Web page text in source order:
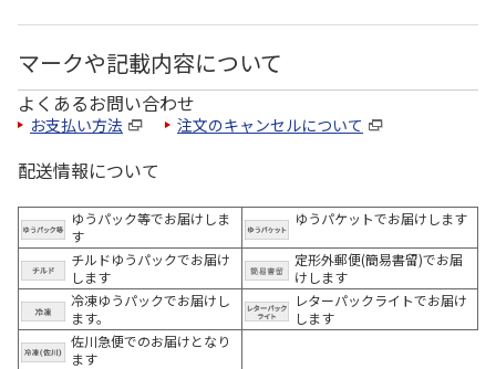
マークや記載内容について
よくあるお問い合わせ
お支払い方法 注文のキャンセルについて
配送情報について
ゆうパック等でお届けしま
す
ゆうパケットでお届けします
チルドゆうパックでお届け
します
定形外郵便(簡易書留)でお届
けします
冷凍ゆうパックでお届けし
ます。
レターパックライトでお届け
します
佐川急便でのお届けとなり
ます